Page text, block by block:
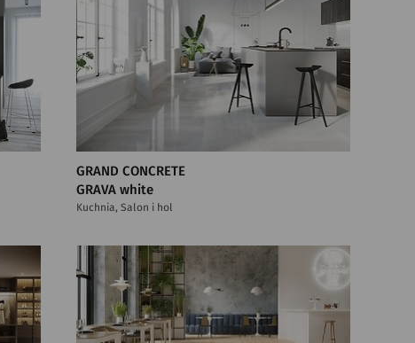
GRAND CONCRETE
GRAVA white
Kuchnia, Salon i hol